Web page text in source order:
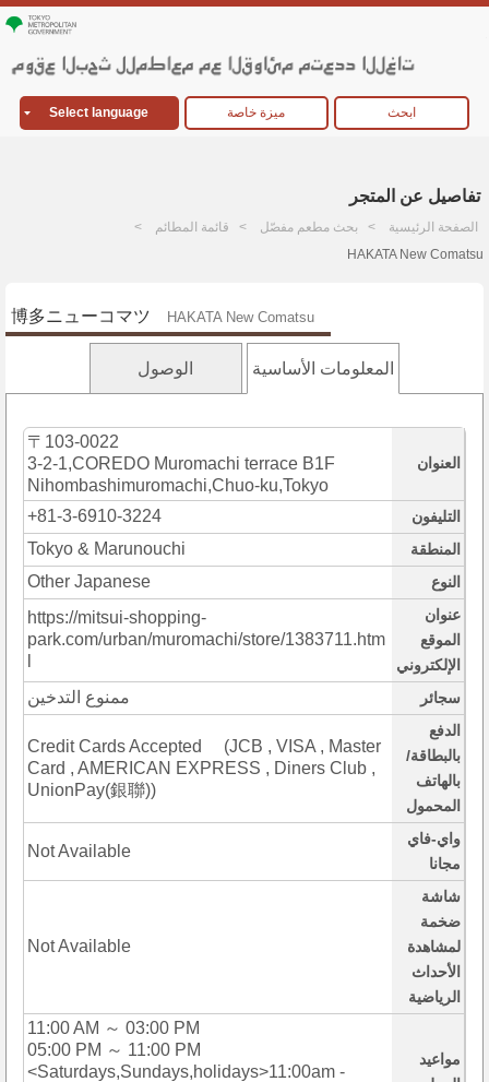
Select language ميزة خاصة ابحث
تفاصيل عن المتجر
الصفحة الرئيسية بحث مطعم مفصّل
قائمة المطائم
HAKATA New Comatsu
博多ニューコマツ HAKATA New Comatsu
المعلومات الأساسية الوصول
العنوان
〒103-0022
3-2-1,COREDO Muromachi terrace B1F
Nihombashimuromachi,Chuo-ku,Tokyo
التليفون +81-3-6910-3224
المنطقة Tokyo & Marunouchi
النوع Other Japanese
عنوان
الموقع
الإلكتروني
https://mitsui-shopping-
park.com/urban/muromachi/store/1383711.htm
سجائر ممنوع التدخين
الدفع
بالبطاقة/
بالهاتف
المحمول
Credit Cards Accepted (JCB , VISA , Master
Card , AMERICAN EXPRESS , Diners Club ,
UnionPay(銀聯))
واي-فاي
مجانا
Not Available
شاشة
ضخمة
لمشاهدة
الأحداث
الرياضية
Not Available
مواعيد
11:00 AM ～ 03:00 PM
05:00 PM ～ 11:00 PM
<Saturdays,Sundays,holidays>11:00am -